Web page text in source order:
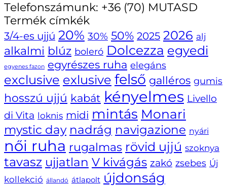
Telefonszámunk: +36 (70) MUTASD
Termék címkék
3/4-es ujjú 20% 30% 50% 2025 2026 alj
alkalmi blúz boleró Dolcezza egyedi
egyenes fazon egyrészes ruha elegáns
exclusive exlusive felső galléros gumis
hosszú ujjú kabát kényelmes Livello
di Vita loknis midi mintás Monari
mystic day nadrág navigazione nyári
női ruha rugalmas rövid ujjú szoknya
tavasz ujjatlan V kivágás zakó zsebes Új
kollekció állandó átlapolt újdonság